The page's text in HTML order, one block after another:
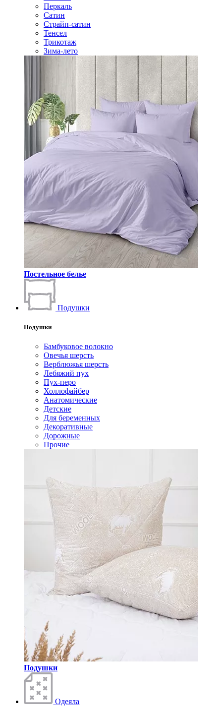
Перкаль
Сатин
Страйп-сатин
Тенсел
Трикотаж
Зима-лето
Постельное белье
Подушки
Подушки
Бамбуковое волокно
Овечья шерсть
Верблюжья шерсть
Лебяжий пух
Пух-перо
Холлофайбер
Анатомические
Детские
Для беременных
Декоративные
Дорожные
Прочие
Подушки
Одеяла